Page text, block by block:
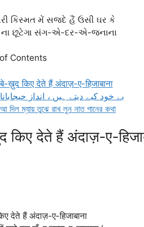
કિસ્મત મેં સજદે હૈં ઉસી ઘર કે
ના છૂટેગા સંગ-એ-દર-એ-જનાના
Contents
बे-ख़ुद किए देते हैं अंदाज़-ए-हिजाबाना
بے خود کیے دیتے ہیں ، انداز حیجابانا
আ দিল ম্যায় তুঝে রাখ লুন নাত গানের কথা
किए देते हैं अंदाज़-ए-
देते हैं अंदाज़-ए-हिजाबाना